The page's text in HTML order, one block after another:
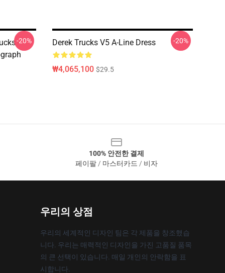
-
-20% Derek Trucks V5 A-Line Dress
₩4,065,100 $29.5
-20%
100% 안전한 결제
페이팔 / 마스터카드 / 비자
우리의 상점
우리의 세계적인 디자인 팀은 각 제품을 창조했습
니다. 우리는 매력적인 디자인을 가진 고품질 품목
의 큰 선택이 있습니다. 매일 개인의 안락함을 표
시합니다.